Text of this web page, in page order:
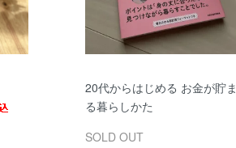
20代からはじめる お金が貯ま
る暮らしかた
SOLD OUT